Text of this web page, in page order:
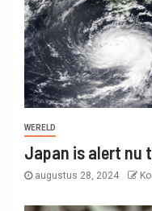
WERELD
Japan is alert nu
augustus 28, 2024